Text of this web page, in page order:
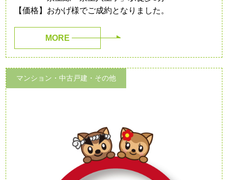
【価格】おかげ様でご成約となりました。
MORE
マンション・中古戸建・その他